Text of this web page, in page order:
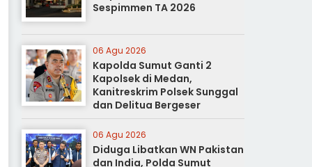
Sespimmen TA 2026
06 Agu 2026
Kapolda Sumut Ganti 2
Kapolsek di Medan,
Kanitreskrim Polsek Sunggal
dan Delitua Bergeser
06 Agu 2026
Diduga Libatkan WN Pakistan
dan India, Polda Sumut